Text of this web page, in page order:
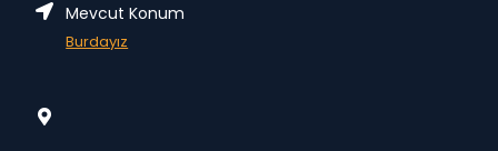
Mevcut Konum
Burdayız